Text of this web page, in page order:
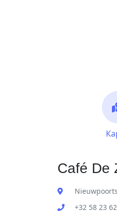
Café De
+32 58 23